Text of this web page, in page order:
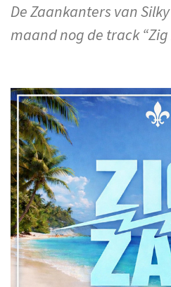
De Zaankanters van
maand nog de track